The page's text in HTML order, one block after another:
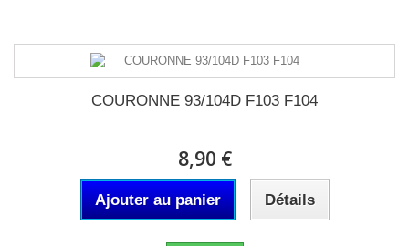
COURONNE 93/104D F103 F104
8,90 €
Ajouter au panier Détails